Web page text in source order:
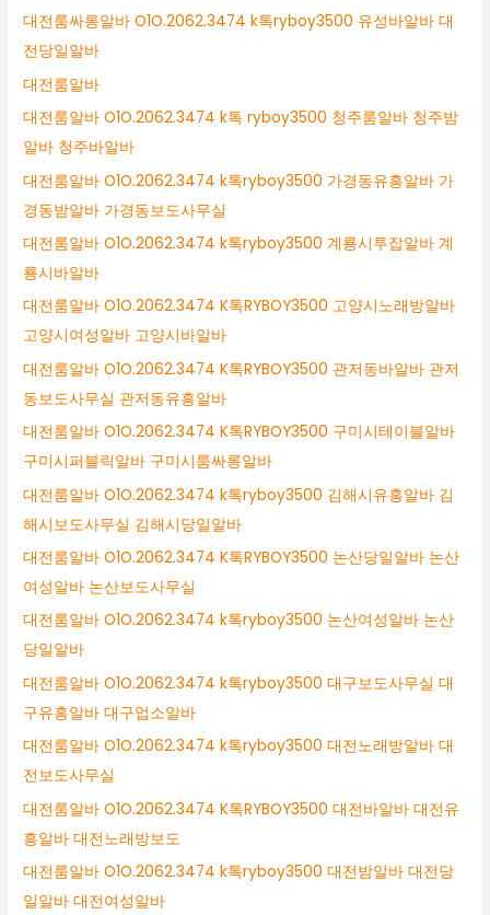
대전룸싸롱알바 O1O.2062.3474 k톡ryboy3500 유성바알바 대
전당일알바
대전룸알바
대전룸알바 O1O.2062.3474 k톡 ryboy3500 청주룸알바 청주밤
알바 청주바알바
대전룸알바 O1O.2062.3474 k톡ryboy3500 가경동유흥알바 가
경동밤알바 가경동보도사무실
대전룸알바 O1O.2062.3474 k톡ryboy3500 계룡시투잡알바 계
룡시바알바
대전룸알바 O1O.2062.3474 K톡RYBOY3500 고양시노래방알바
고양시여성알바 고양시바알바
대전룸알바 O1O.2062.3474 K톡RYBOY3500 관저동바알바 관저
동보도사무실 관저동유흥알바
대전룸알바 O1O.2062.3474 K톡RYBOY3500 구미시테이블알바
구미시퍼블릭알바 구미시룸싸롱알바
대전룸알바 O1O.2062.3474 k톡ryboy3500 김해시유흥알바 김
해시보도사무실 김해시당일알바
대전룸알바 O1O.2062.3474 K톡RYBOY3500 논산당일알바 논산
여성알바 논산보도사무실
대전룸알바 O1O.2062.3474 k톡ryboy3500 논산여성알바 논산
당일알바
대전룸알바 O1O.2062.3474 k톡ryboy3500 대구보도사무실 대
구유흥알바 대구업소알바
대전룸알바 O1O.2062.3474 k톡ryboy3500 대전노래방알바 대
전보도사무실
대전룸알바 O1O.2062.3474 K톡RYBOY3500 대전바알바 대전유
흥알바 대전노래방보도
대전룸알바 O1O.2062.3474 k톡ryboy3500 대전밤알바 대전당
일알바 대전여성알바